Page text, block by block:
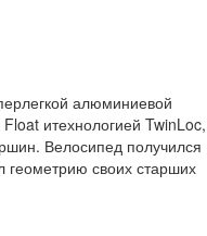
алюминиевой
итехнологией TwinLoc,
Велосипед получился
геометрию своих старших